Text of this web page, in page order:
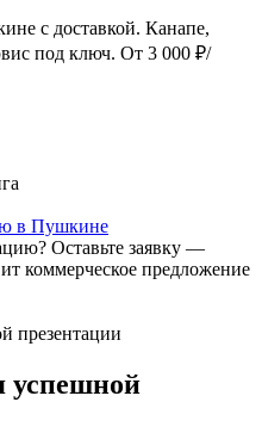
с доставкой. Канапе,
под ключ. От 3 000 ₽/
в Пушкине
Оставьте заявку —
коммерческое предложение
успешной